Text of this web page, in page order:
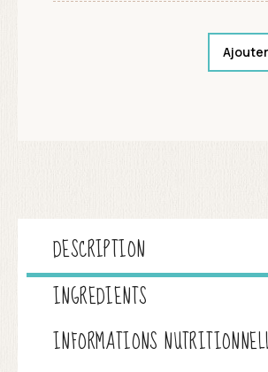
DESCRIPTION
INGREDIENTS
INFORMATIONS